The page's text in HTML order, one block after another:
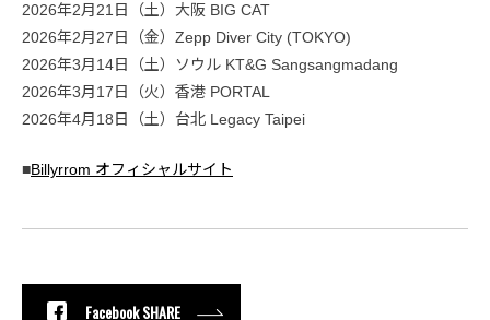
2026年2月21日（土）大阪 BIG CAT
2026年2月27日（金）Zepp Diver City (TOKYO)
2026年3月14日（土）ソウル KT&G Sangsangmadang
2026年3月17日（火）香港 PORTAL
2026年4月18日（土）台北 Legacy Taipei
■Billyrrom オフィシャルサイト
Facebook SHARE